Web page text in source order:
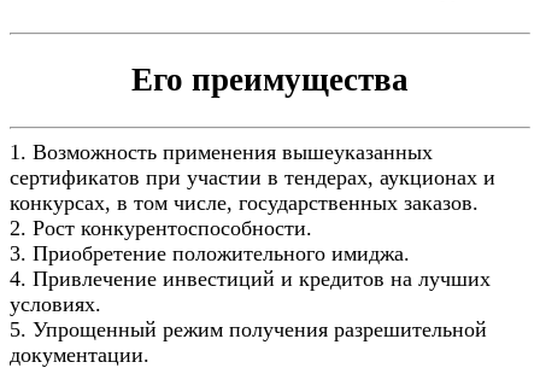
Его преимущества
1. Возможность применения вышеуказанных
сертификатов при участии в тендерах, аукционах и
конкурсах, в том числе, государственных заказов.
2. Рост конкурентоспособности.
3. Приобретение положительного имиджа.
4. Привлечение инвестиций и кредитов на лучших
условиях.
5. Упрощенный режим получения разрешительной
документации.